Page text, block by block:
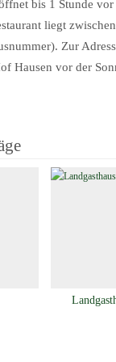
bis 1 Stunde
liegt
Zur
Hausen vor der